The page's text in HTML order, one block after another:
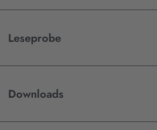
Leseprobe
Downloads